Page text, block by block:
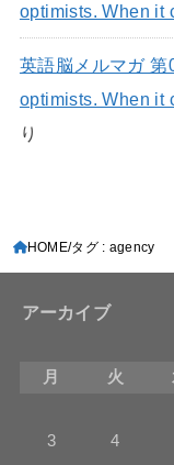
optimists. When it
英語脳メルマガ
optimists. When it
り
HOME タグ : agency
アーカイブ
月
火
3
4